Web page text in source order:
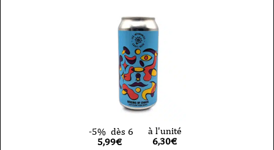
-5% dès 6
5,99€
à l'unité
6,30€